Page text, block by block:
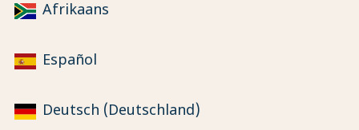
Afrikaans
Español
Deutsch (Deutschland)